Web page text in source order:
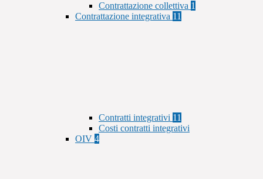
Contrattazione collettiva 1
Contrattazione integrativa 11
Contratti integrativi 11
Costi contratti integrativi
OIV 4